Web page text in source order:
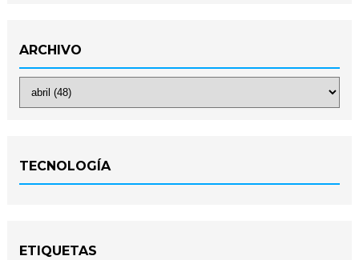
ARCHIVO
TECNOLOGÍA
ETIQUETAS